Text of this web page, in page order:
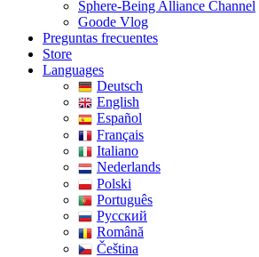
Sphere-Being Alliance Channel
Goode Vlog
Preguntas frecuentes
Store
Languages
Deutsch
English
Español
Français
Italiano
Nederlands
Polski
Português
Pусский
Română
Čeština